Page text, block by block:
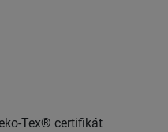
Tex® certifikát